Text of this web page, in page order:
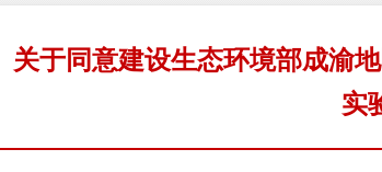
关于同意建设生态环境部成渝
实